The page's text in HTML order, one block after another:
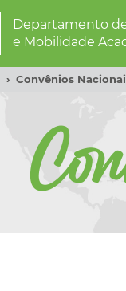
Departamento
e Mobilidade
Convênios